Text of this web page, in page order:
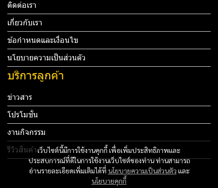
เว็บไซต์นี้มีการใช้งานคุกกี้ เพื่อเพิ่มประสิทธิภาพและ
ประสบการณ์ที่ดีในการใช้งานเว็บไซต์ของท่าน ท่านสามารถ
อ่านรายละเอียดเพิ่มเติมได้ที่ นโยบายความเป็นส่วนตัว และ
นโยบายคุกกี้
ติดต่อเรา
เกี่ยวกับเรา
ข้อกำหนดและเงื่อนไข
นโยบายความเป็นส่วนตัว
บริการลูกค้า
ข่าวสาร
โปรโมชั่น
งานกิจกรรม
รีวิวสินค้า
Tel: 012 345 67890 Email: mail@yourdomain.com